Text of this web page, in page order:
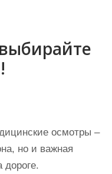
осмотры –
но и важная
дороге.